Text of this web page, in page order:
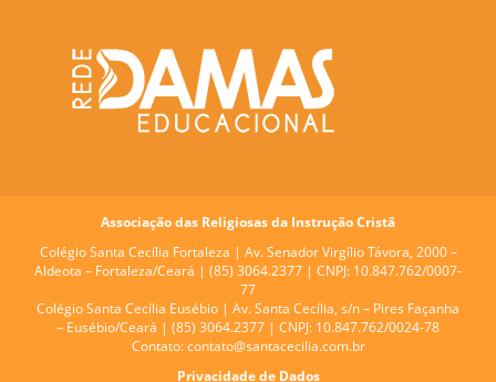
Associação das Religiosas da Instrução Cristã
Colégio Santa Cecília Fortaleza | Av. Senador Virgílio Távora, 2000 –
Aldeota – Fortaleza/Ceará | (85) 3064.2377 | CNPJ: 10.847.762/0007-
77
Colégio Santa Cecília Eusébio | Av. Santa Cecília, s/n – Pires Façanha
– Eusébio/Ceará | (85) 3064.2377 | CNPJ: 10.847.762/0024-78
Contato: contato@santacecilia.com.br
Privacidade de Dados